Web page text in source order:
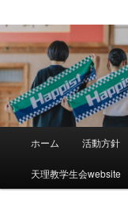
メ
メ
イ
ホーム 活動方針
天理教学生会website